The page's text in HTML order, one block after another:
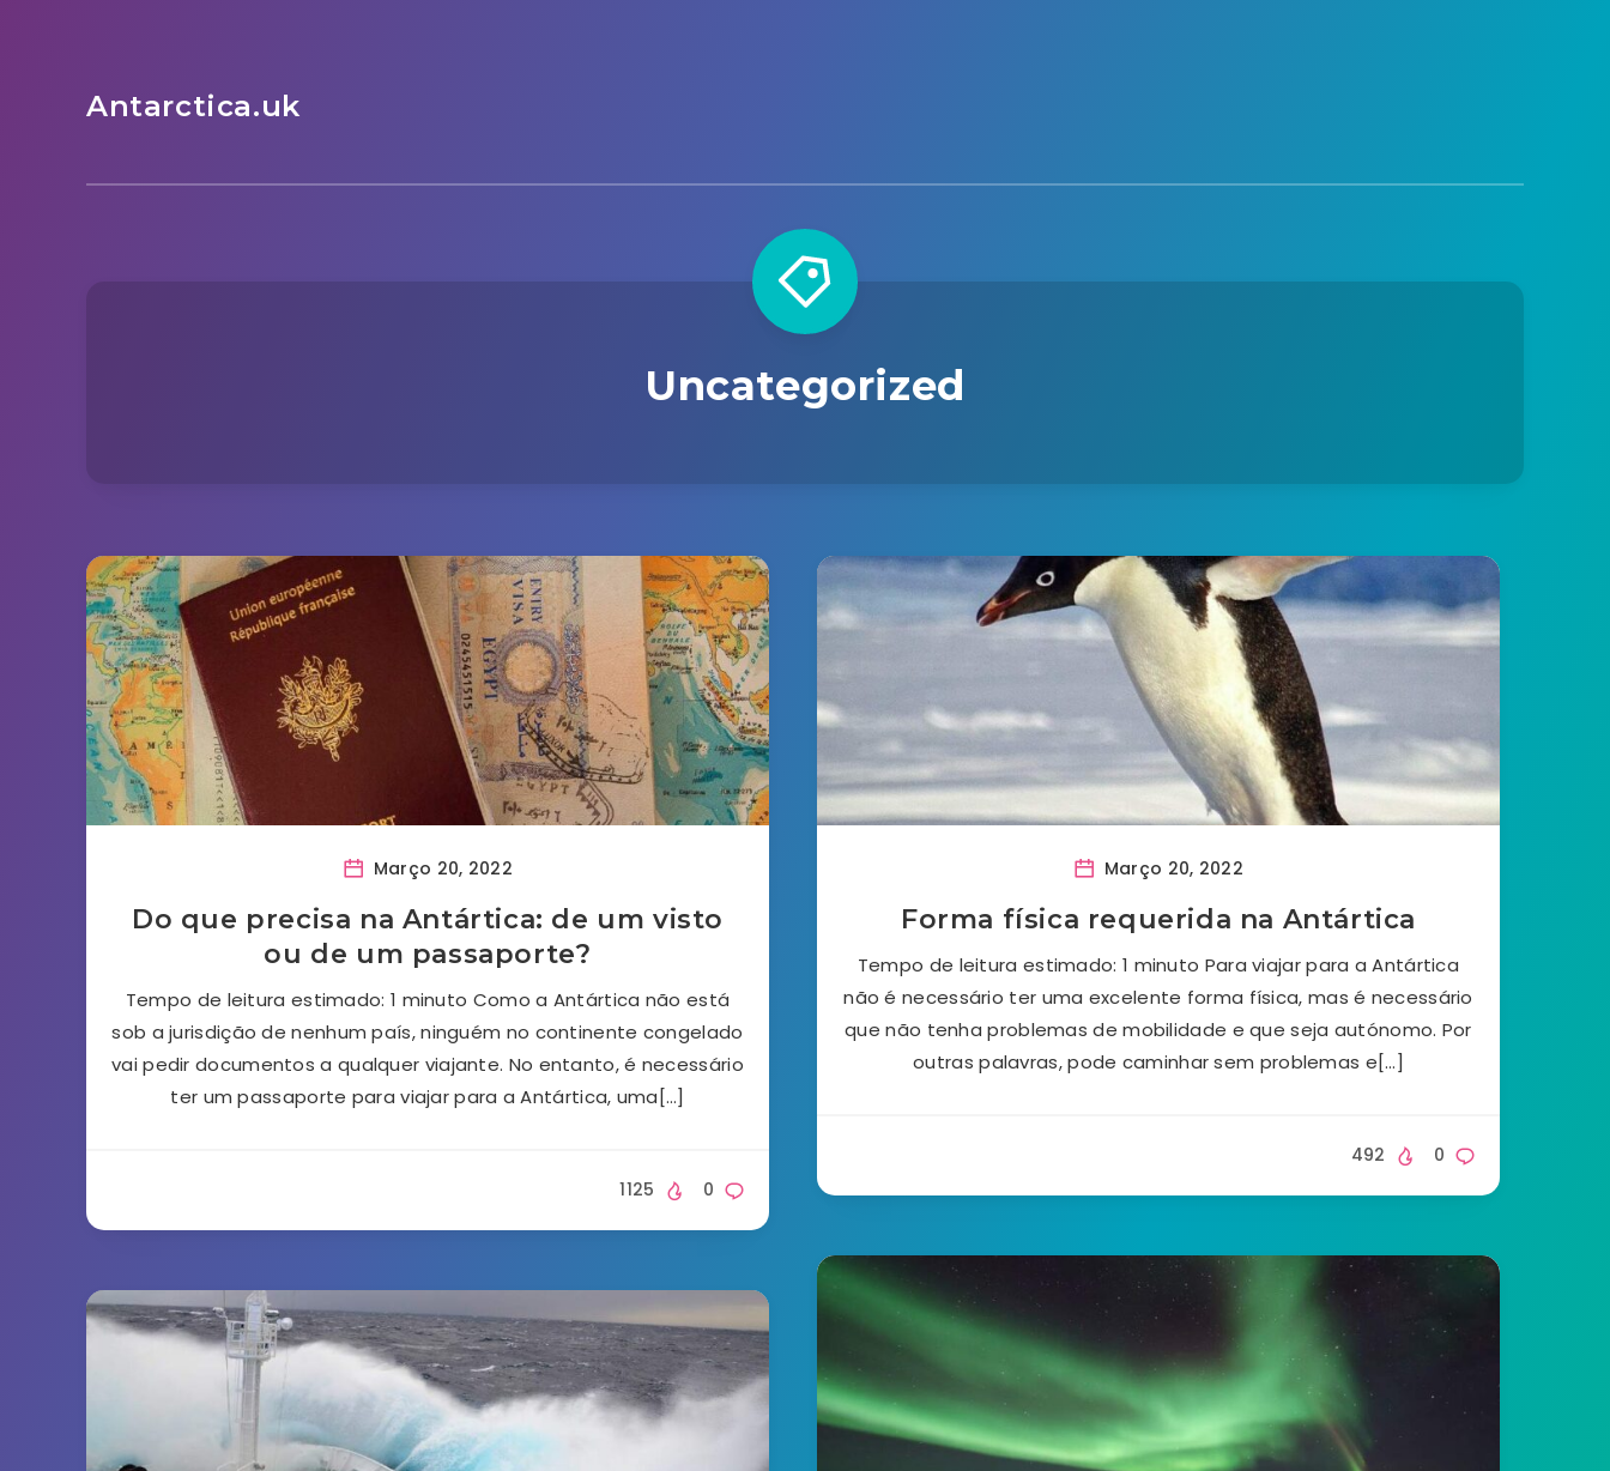
Antarctica.uk
Uncategorized
Março 20, 2022
Do que precisa na Antártica: de um visto
ou de um passaporte?
Tempo de leitura estimado: 1 minuto Como a Antártica não está
sob a jurisdição de nenhum país, ninguém no continente congelado
vai pedir documentos a qualquer viajante. No entanto, é necessário
ter um passaporte para viajar para a Antártica, uma[…]
0
1125
Março 20, 2022
Forma física requerida na Antártica
Tempo de leitura estimado: 1 minuto Para viajar para a Antártica
não é necessário ter uma excelente forma física, mas é necessário
que não tenha problemas de mobilidade e que seja autónomo. Por
outras palavras, pode caminhar sem problemas e[…]
0
492